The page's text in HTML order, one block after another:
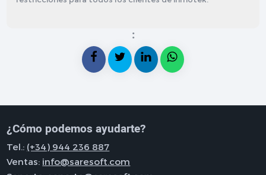
:
¿Cómo podemos ayudarte?
Tel.: (+34) 944 236 887
Ventas: info@saresoft.com